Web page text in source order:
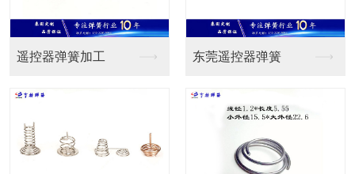
簧加工 东莞遥控器弹簧 卡簧|异